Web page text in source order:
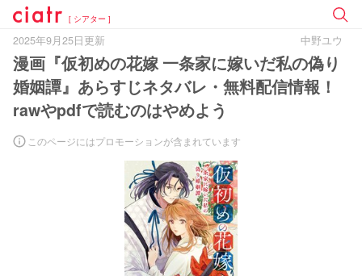
[ シアター ]
2025年9月25日更新 中野ユウ
漫画『仮初めの花嫁 一条家に嫁いだ私の偽り
婚姻譚』あらすじネタバレ・無料配信情報！
rawやpdfで読むのはやめよう
このページにはプロモーションが含まれています